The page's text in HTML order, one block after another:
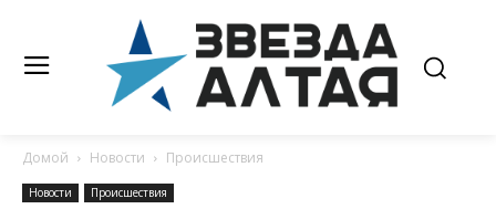
Домой Новости Происшествия
Новости Происшествия